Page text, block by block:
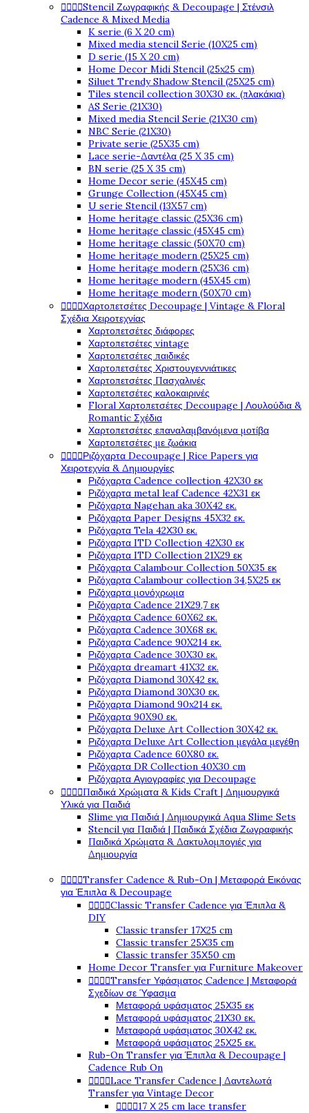
Stencil Ζωγραφικής & Decoupage | Στένσιλ
Cadence & Mixed Media
K serie (6 X 20 cm)
Mixed media stencil Serie (10X25 cm)
D serie (15 X 20 cm)
Home Decor Midi Stencil (25x25 cm)
Siluet Trendy Shadow Stencil (25X25 cm)
Tiles stencil collection 30X30 εκ. (πλακάκια)
AS Serie (21X30)
Mixed media Stencil Serie (21X30 cm)
NBC Serie (21X30)
Private serie (25X35 cm)
Lace serie-Δαντέλα (25 X 35 cm)
BN serie (25 X 35 cm)
Home Decor serie (45X45 cm)
Grunge Collection (45X45 cm)
U serie Stencil (13X57 cm)
Home heritage classic (25X36 cm)
Home heritage classic (45X45 cm)
Home heritage classic (50X70 cm)
Home heritage modern (25X25 cm)
Home heritage modern (25X36 cm)
Home heritage modern (45X45 cm)
Home heritage modern (50X70 cm)
Χαρτοπετσέτες Decoupage | Vintage & Floral
Σχέδια Χειροτεχνίας
Χαρτοπετσέτες διάφορες
Χαρτοπετσέτες vintage
Χαρτοπετσέτες παιδικές
Χαρτοπετσέτες Χριστουγεννιάτικες
Χαρτοπετσέτες Πασχαλινές
Χαρτοπετσέτες καλοκαιρινές
Floral Χαρτοπετσέτες Decoupage | Λουλούδια &
Romantic Σχέδια
Χαρτοπετσέτες επαναλαμβανόμενα μοτίβα
Χαρτοπετσέτες με ζωάκια
Ριζόχαρτα Decoupage | Rice Papers για
Χειροτεχνία & Δημιουργίες
Ριζόχαρτα Cadence collection 42X30 εκ
Ριζόχαρτα metal leaf Cadence 42X31 εκ
Ριζόχαρτα Nagehan aka 30X42 εκ.
Ριζόχαρτα Paper Designs 45X32 εκ.
Ριζόχαρτα Tela 42Χ30 εκ.
Ριζόχαρτα ITD Collection 42X30 εκ
Ριζόχαρτα ITD Collection 21X29 εκ
Ριζόχαρτα Calambour Collection 50X35 εκ
Ριζόχαρτα Calambour collection 34,5X25 εκ
Ριζόχαρτα μονόχρωμα
Ριζόχαρτα Cadence 21Χ29,7 εκ
Ριζόχαρτα Cadence 60X62 εκ.
Ριζόχαρτα Cadence 30X68 εκ.
Ριζόχαρτα Cadence 90X214 εκ.
Ριζόχαρτα Cadence 30X30 εκ.
Ριζόχαρτα dreamart 41X32 εκ.
Ριζόχαρτα Diamond 30X42 εκ.
Ριζόχαρτα Diamond 30X30 εκ.
Ριζόχαρτα Diamond 90x214 εκ.
Ριζόχαρτα 90X90 εκ.
Ριζόχαρτα Deluxe Art Collection 30X42 εκ.
Ριζόχαρτα Deluxe Art Collection μεγάλα μεγέθη
Ριζόχαρτα Cadence 60X80 εκ.
Ριζόχαρτα DR Collection 40X30 cm
Ριζόχαρτα Αγιογραφίες για Decoupage
Παιδικά Χρώματα & Kids Craft | Δημιουργικά
Υλικά για Παιδιά
Slime για Παιδιά | Δημιουργικά Aqua Slime Sets
Stencil για Παιδιά | Παιδικά Σχέδια Ζωγραφικής
Παιδικά Χρώματα & Δακτυλομπογιές για
Δημιουργία
Transfer Cadence & Rub-On | Μεταφορά Εικόνας
για Έπιπλα & Decoupage
Classic Transfer Cadence για Έπιπλα &
DIY
Classic transfer 17Χ25 cm
Classic transfer 25Χ35 cm
Classic transfer 35Χ50 cm
Home Decor Transfer για Furniture Makeover
Transfer Υφάσματος Cadence | Μεταφορά
Σχεδίων σε Ύφασμα
Μεταφορά υφάσματος 25Χ35 εκ
Μεταφορά υφάσματος 21Χ30 εκ.
Μεταφορά υφάσματος 30Χ42 εκ.
Μεταφορά υφάσματος 25Χ25 εκ.
Rub-On Transfer για Έπιπλα & Decoupage |
Cadence Rub On
Lace Transfer Cadence | Δαντελωτά
Transfer για Vintage Decor
17 Χ 25 cm lace transfer